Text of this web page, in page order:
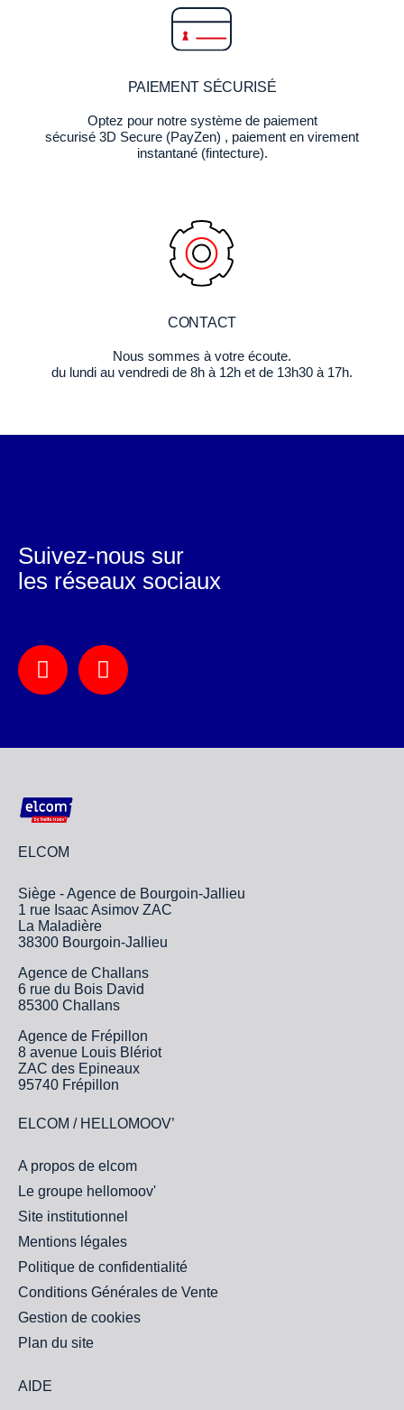
PAIEMENT SÉCURISÉ
Optez pour notre système de paiement
sécurisé 3D Secure (PayZen) , paiement en virement
instantané (fintecture).
CONTACT
Nous sommes à votre écoute.
du lundi au vendredi de 8h à 12h et de 13h30 à 17h.
ELCOM
Siège - Agence de Bourgoin-Jallieu
1 rue Isaac Asimov ZAC
La Maladière
38300 Bourgoin-Jallieu
Agence de Challans
6 rue du Bois David
85300 Challans
Agence de Frépillon
8 avenue Louis Blériot
ZAC des Epineaux
95740 Frépillon
ELCOM / HELLOMOOV’
A propos de elcom
Le groupe hellomoov'
Site institutionnel
Mentions légales
Politique de confidentialité
Conditions Générales de Vente
Gestion de cookies
Plan du site
AIDE
Suivez-nous sur
les réseaux sociaux